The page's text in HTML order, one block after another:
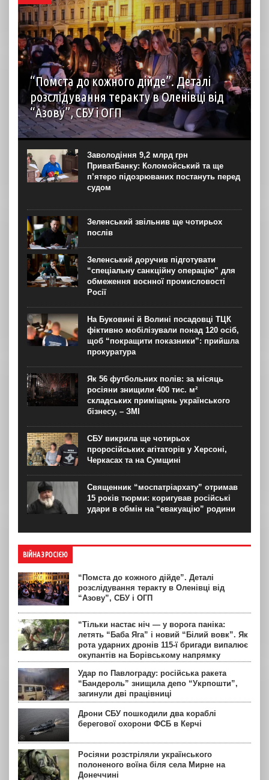
“Помста до кожного дійде”. Деталі
розслідування теракту в Оленівці від
“Азову”, СБУ і ОГП
автор: Наталія Терамае 28 липня рідні вцілілих
“азовців” в Оленівці виступили із шокуючою заявою.
Мовляв, списки полонених у “бараці 200”, де стався
вибух, укладав полонений представник корпусу. Заява...
Заволодіння 9,2 млрд грн
ПриватБанку: Коломойський та ще
п’ятеро підозрюваних постануть перед
судом
Зеленський звільнив ще чотирьох
послів
Зеленський доручив підготувати
“спеціальну санкційну операцію” для
обмеження воєнної промисловості
Росії
На Буковині й Волині посадовці ТЦК
фіктивно мобілізували понад 120 осіб,
щоб “покращити показники”: прийшла
прокуратура
Як 56 футбольних полів: за місяць
росіяни знищили 400 тис. м²
складських приміщень українського
бізнесу, – ЗМІ
СБУ викрила ще чотирьох
проросійських агітаторів у Херсоні,
Черкасах та на Сумщині
Священник “моспатріархату” отримав
15 років тюрми: коригував російські
удари в обмін на “евакуацію” родини
ВІЙНА З РОСІЄЮ
“Помста до кожного дійде”. Деталі
розслідування теракту в Оленівці від
“Азову”, СБУ і ОГП
“Тільки настає ніч — у ворога паніка:
летять “Баба Яга” і новий “Білий вовк”. Як
рота ударних дронів 115-ї бригади випалює
окупантів на Борівському напрямку
Удар по Павлограду: російська ракета
“Бандероль” знищила депо “Укрпошти”,
загинули дві працівниці
Дрони СБУ пошкодили два кораблі
берегової охорони ФСБ в Керчі
Росіяни розстріляли українського
полоненого воїна біля села Мирне на
Донеччині